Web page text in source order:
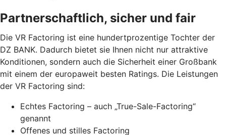
Partnerschaftlich, sicher und fair
Die VR Factoring ist eine hundertprozentige Tochter der
DZ BANK. Dadurch bietet sie Ihnen nicht nur attraktive
Konditionen, sondern auch die Sicherheit einer Großbank
mit einem der europaweit besten Ratings. Die Leistungen
der VR Factoring sind:
Echtes Factoring – auch „True-Sale-Factoring“
genannt
Offenes und stilles Factoring